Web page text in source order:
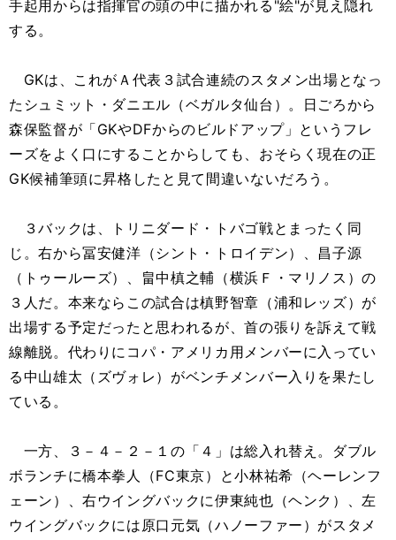
手起用からは指揮官の頭の中に描かれる"絵"が見え隠れ
する。
GKは、これがＡ代表３試合連続のスタメン出場となっ
たシュミット・ダニエル（ベガルタ仙台）。日ごろから
森保監督が「GKやDFからのビルドアップ」というフレ
ーズをよく口にすることからしても、おそらく現在の正
GK候補筆頭に昇格したと見て間違いないだろう。
３バックは、トリニダード・トバゴ戦とまったく同
じ。右から冨安健洋（シント・トロイデン）、昌子源
（トゥールーズ）、畠中槙之輔（横浜Ｆ・マリノス）の
３人だ。本来ならこの試合は槙野智章（浦和レッズ）が
出場する予定だったと思われるが、首の張りを訴えて戦
線離脱。代わりにコパ・アメリカ用メンバーに入ってい
る中山雄太（ズヴォレ）がベンチメンバー入りを果たし
ている。
一方、３－４－２－１の「４」は総入れ替え。ダブル
ボランチに橋本拳人（FC東京）と小林祐希（ヘーレンフ
ェーン）、右ウイングバックに伊東純也（ヘンク）、左
ウイングバックには原口元気（ハノーファー）がスタメ